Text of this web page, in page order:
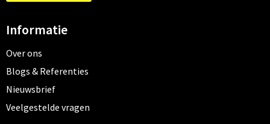
Informatie
Over ons
Blogs & Referenties
Nieuwsbrief
Veelgestelde vragen